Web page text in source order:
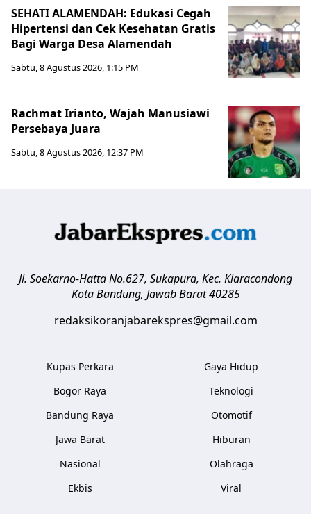
SEHATI ALAMENDAH: Edukasi Cegah
Hipertensi dan Cek Kesehatan Gratis
Bagi Warga Desa Alamendah
Sabtu, 8 Agustus 2026, 1:15 PM
Rachmat Irianto, Wajah Manusiawi
Persebaya Juara
Sabtu, 8 Agustus 2026, 12:37 PM
Jl. Soekarno-Hatta No.627, Sukapura, Kec. Kiaracondong
Kota Bandung, Jawab Barat 40285
redaksikoranjabarekspres@gmail.com
Kupas Perkara
Bogor Raya
Bandung Raya
Jawa Barat
Nasional
Ekbis
Gaya Hidup
Teknologi
Otomotif
Hiburan
Olahraga
Viral